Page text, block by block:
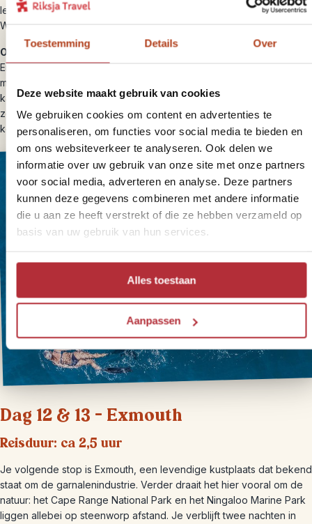
Toestemming Details Over
Deze website maakt gebruik van cookies
We gebruiken cookies om content en advertenties te
personaliseren, om functies voor social media te bieden en
om ons websiteverkeer te analyseren. Ook delen we
informatie over uw gebruik van onze site met onze partners
voor social media, adverteren en analyse. Deze partners
kunnen deze gegevens combineren met andere informatie
die u aan ze heeft verstrekt of die ze hebben verzameld op
basis van uw gebruik van hun services.
Alles toestaan
Aanpassen
lekkere lunch. Na een ontspannen dag keer je weer terug naar
Warroora voor je laatste nacht op de station.
Optioneel: zwemmen met manta’s
Ervaar de adrenaline en het plezier van het zij aan zij zwemmen
met majestueuze manta’s. Een duik- of snorkeltocht geeft je de
kans om een het zeeleven te zien, van nieuwsgierige
zeeschildpadden, kleurrijke vissen en verschillende
koraalformaties.
Dag 12 & 13 – Exmouth
Reisduur: ca 2,5 uur
Je volgende stop is Exmouth, een levendige kustplaats dat bekend
staat om de garnalenindustrie. Verder draait het hier vooral om de
natuur: het Cape Range National Park en het Ningaloo Marine Park
liggen allebei op steenworp afstand. Je verblijft twee nachten in